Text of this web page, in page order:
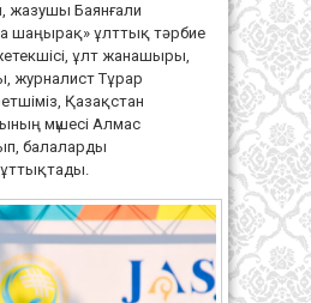
жазушы Баянғали
шаңырақ» ұлттық тәрбие
ұлт жанашыры,
журналист Тұрар
Қазақстан
мүшесі Алмас
балаларды